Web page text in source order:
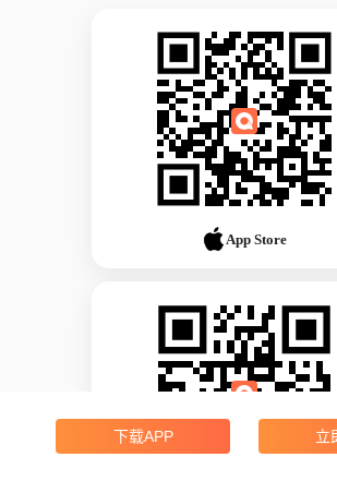
App Store
下载APP 立